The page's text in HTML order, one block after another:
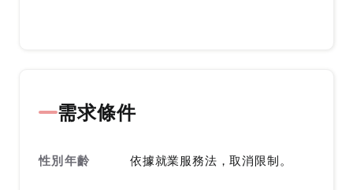
需求條件
性別年齡 依據就業服務法，取消限制。